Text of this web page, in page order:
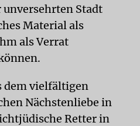
Stadt
Material als
als Verrat
dem vielfältigen
Nächstenliebe in
Retter in